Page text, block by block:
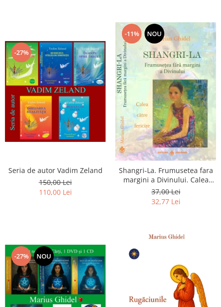
-27%
Seria de autor Vadim Zeland
150,00 Lei
110,00 Lei
-11% NOU
Shangri-La. Frumusetea fara
margini a Divinului. Calea
catre fericire
37,00 Lei
32,77 Lei
-27% NOU